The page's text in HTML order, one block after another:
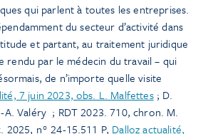
qui parlent à toutes les entreprises.
du secteur d’activité dans
et partant, au traitement juridique
rendu par le médecin du travail – qui
de n’importe quelle visite
7 juin 2023, obs. L. Malfettes; D.
A. Valéry ; RDT 2023. 710, chron. M.
2025, n° 24-15.511 P, Dalloz actualité,